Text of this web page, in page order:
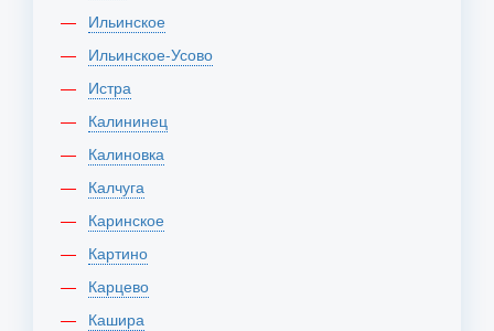
Ильинское
Ильинское-Усово
Истра
Калининец
Калиновка
Калчуга
Каринское
Картино
Карцево
Кашира